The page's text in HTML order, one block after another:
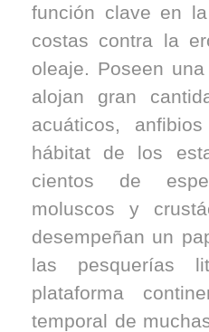
función clave en
costas contra la
oleaje. Poseen
alojan gran
acuáticos,
hábitat de los
cientos de
moluscos y
desempeñan un
las pesquerías
plataforma
temporal de